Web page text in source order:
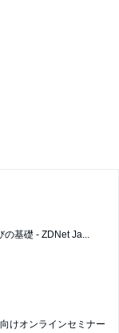
の基礎 - ZDNet Ja...
けオンラインセミナー